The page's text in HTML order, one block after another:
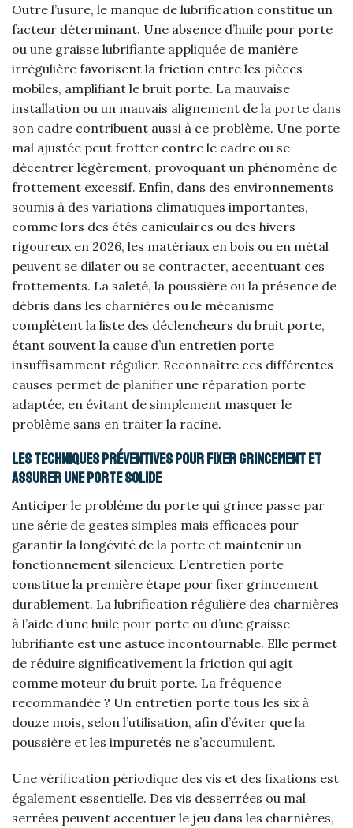
Outre l’usure, le manque de lubrification constitue un
facteur déterminant. Une absence d’huile pour porte
ou une graisse lubrifiante appliquée de manière
irrégulière favorisent la friction entre les pièces
mobiles, amplifiant le bruit porte. La mauvaise
installation ou un mauvais alignement de la porte dans
son cadre contribuent aussi à ce problème. Une porte
mal ajustée peut frotter contre le cadre ou se
décentrer légèrement, provoquant un phénomène de
frottement excessif. Enfin, dans des environnements
soumis à des variations climatiques importantes,
comme lors des étés caniculaires ou des hivers
rigoureux en 2026, les matériaux en bois ou en métal
peuvent se dilater ou se contracter, accentuant ces
frottements. La saleté, la poussière ou la présence de
débris dans les charnières ou le mécanisme
complètent la liste des déclencheurs du bruit porte,
étant souvent la cause d’un entretien porte
insuffisamment régulier. Reconnaître ces différentes
causes permet de planifier une réparation porte
adaptée, en évitant de simplement masquer le
problème sans en traiter la racine.
Les techniques préventives pour fixer grincement et
assurer une porte solide
Anticiper le problème du porte qui grince passe par
une série de gestes simples mais efficaces pour
garantir la longévité de la porte et maintenir un
fonctionnement silencieux. L’entretien porte
constitue la première étape pour fixer grincement
durablement. La lubrification régulière des charnières
à l’aide d’une huile pour porte ou d’une graisse
lubrifiante est une astuce incontournable. Elle permet
de réduire significativement la friction qui agit
comme moteur du bruit porte. La fréquence
recommandée ? Un entretien porte tous les six à
douze mois, selon l’utilisation, afin d’éviter que la
poussière et les impuretés ne s’accumulent.
Une vérification périodique des vis et des fixations est
également essentielle. Des vis desserrées ou mal
serrées peuvent accentuer le jeu dans les charnières,